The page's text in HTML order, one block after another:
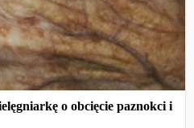
o obcięcie paznokci i